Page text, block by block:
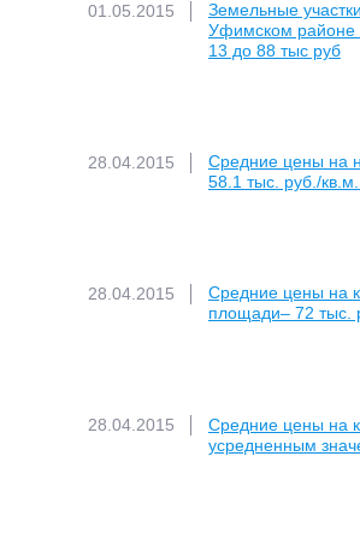
01.05.2015
Земельные
Уфимском районе
13 до 88 тыс руб
28.04.2015
Средние цены на
58.1 тыс. руб./
28.04.2015
Средние цены на
площади– 72 тыс.
28.04.2015
Средние цены на
усредненным